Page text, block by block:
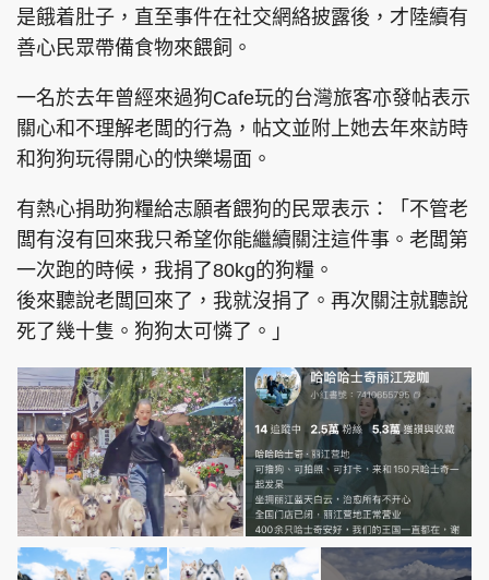
是餓着肚子，直至事件在社交網絡披露後，才陸續有
善心民眾帶備食物來餵飼。
一名於去年曾經來過狗Cafe玩的台灣旅客亦發帖表示
關心和不理解老闆的行為，帖文並附上她去年來訪時
和狗狗玩得開心的快樂場面。
有熱心捐助狗糧給志願者餵狗的民眾表示：「不管老
闆有沒有回來我只希望你能繼續關注這件事。老闆第
一次跑的時候，我捐了80kg的狗糧。
後來聽說老闆回來了，我就沒捐了。再次關注就聽說
死了幾十隻。狗狗太可憐了。」